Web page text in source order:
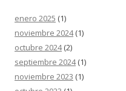
enero 2025 (1)
noviembre 2024(1)
octubre 2024(2)
septiembre 2024(1)
noviembre 2023 (1)